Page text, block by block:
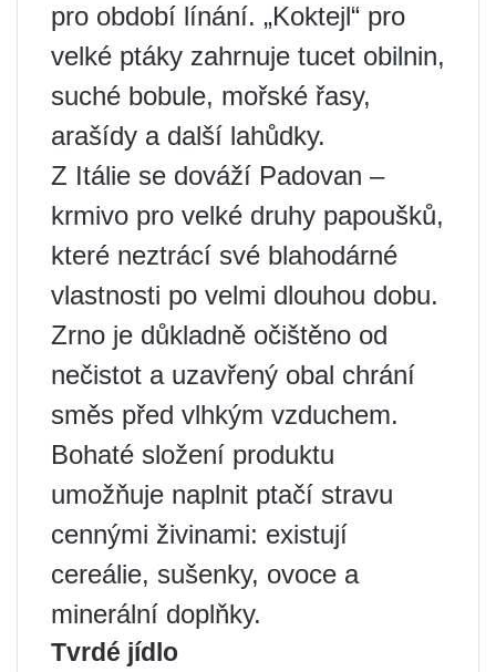
pro období línání. „Koktejl“ pro
velké ptáky zahrnuje tucet obilnin,
suché bobule, mořské řasy,
arašídy a další lahůdky.
Z Itálie se dováží Padovan –
krmivo pro velké druhy papoušků,
které neztrácí své blahodárné
vlastnosti po velmi dlouhou dobu.
Zrno je důkladně očištěno od
nečistot a uzavřený obal chrání
směs před vlhkým vzduchem.
Bohaté složení produktu
umožňuje naplnit ptačí stravu
cennými živinami: existují
cereálie, sušenky, ovoce a
minerální doplňky.
Tvrdé jídlo